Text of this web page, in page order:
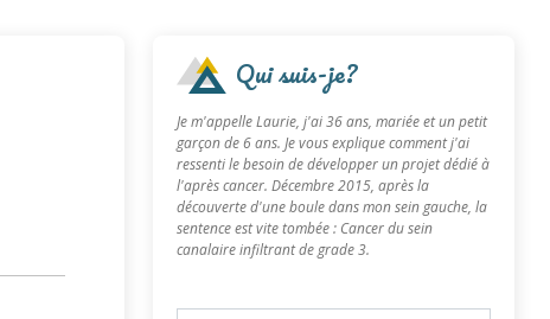
Qui suis-je?
Je m'appelle Laurie, j'ai 36 ans, mariée et un petit
garçon de 6 ans. Je vous explique comment j'ai
ressenti le besoin de développer un projet dédié à
l'après cancer. Décembre 2015, après la
découverte d'une boule dans mon sein gauche, la
sentence est vite tombée : Cancer du sein
canalaire infiltrant de grade 3.